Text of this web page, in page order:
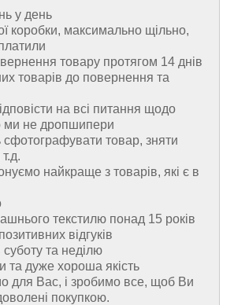
у день
коробки, максимально щільно,
товару протягом 14 днів
товарів до повернення та
на всі питання щодо
ми не дропшипери
товар, зняти
найкраще з товарів, які є в
текстилю понад 15 років
відгуків
та неділю
та дуже хороша якість
для Вас, і зробимо все, щоб Ви
покупкою.